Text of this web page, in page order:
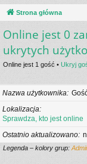
ce
j
…
a tk
o
w
ni
cy
Strona główna
Online jest 0
ukrytych
Online jest 1 gość • Ukryj
Nazwa użytkownika
Lokalizacja
Sprawdza, kto jest online
Ostatnio aktualizowano
Legenda – kolory grup: